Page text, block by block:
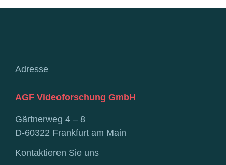
Adresse
AGF Videoforschung GmbH
Gärtnerweg 4 – 8
D-60322 Frankfurt am Main
Kontaktieren Sie uns